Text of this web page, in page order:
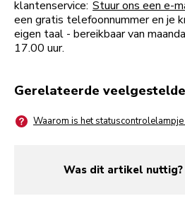
klantenservice: Stuur ons een e-
een gratis telefoonnummer en je
eigen taal - bereikbaar van
17.00 uur.
Gerelateerde
Waarom is het
Was dit artikel nuttig?
yes
no